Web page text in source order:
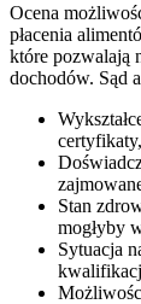
Ocena
płacenia
które pozwalają
dochodów. Sąd
Stan
mogłyby
Sytuacja